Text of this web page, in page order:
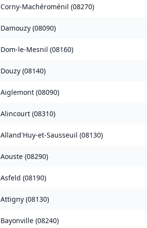
Corny-Machéroménil (08270)
Damouzy (08090)
Dom-le-Mesnil (08160)
Douzy (08140)
Aiglemont (08090)
Alincourt (08310)
Alland'Huy-et-Sausseuil (08130)
Aouste (08290)
Asfeld (08190)
Attigny (08130)
Bayonville (08240)